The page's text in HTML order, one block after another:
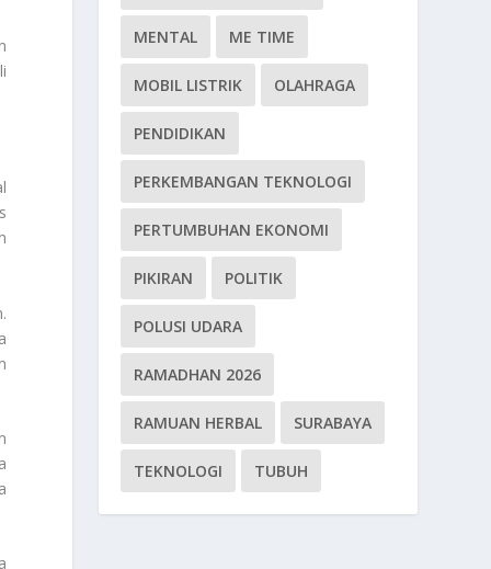
MENTAL ME TIME
MOBIL LISTRIK OLAHRAGA
PENDIDIKAN
PERKEMBANGAN TEKNOLOGI
PERTUMBUHAN EKONOMI
PIKIRAN POLITIK
POLUSI UDARA
RAMADHAN 2026
RAMUAN HERBAL SURABAYA
TEKNOLOGI TUBUH